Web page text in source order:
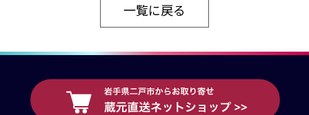
一覧に戻る